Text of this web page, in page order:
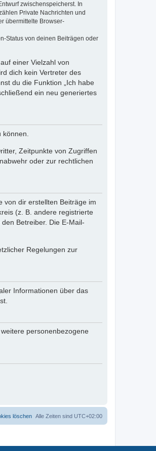
zwischenspeicherst. In
Private Nachrichten und
übermittelte Browser-
Status von deinen Beiträgen oder
einer Vielzahl von
dich kein Vertreter des
du die Funktion „Ich habe
ein neu generiertes
Zeitpunkte von Zugriffen
oder zur rechtlichen
von dir erstellten Beiträge im
(z. B. andere registrierte
Betreiber. Die E-Mail-
Regelungen zur
Informationen über das
personenbezogene
Alle Zeiten sind UTC+02:00
löschen